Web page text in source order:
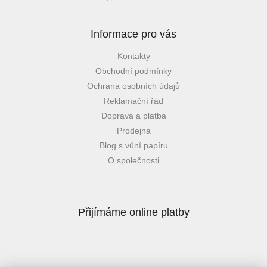
Informace pro vás
Kontakty
Obchodní podmínky
Ochrana osobních údajů
Reklamační řád
Doprava a platba
Prodejna
Blog s vůní papíru
O společnosti
Přijímáme online platby